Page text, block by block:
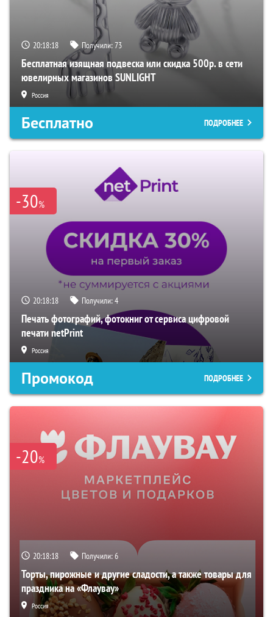
20:18:17 Получили:73
Бесплатная изящная подвеска или скидка 500р. в сети
ювелирных магазинов SUNLIGHT
Россия
Бесплатно ПОДРОБНЕЕ
-30%
20:18:17 Получили:4
Печать фотографий, фотокниг от сервиса цифровой
печати netPrint
Россия
Промокод ПОДРОБНЕЕ
-20%
20:18:17 Получили:6
Торты, пирожные и другие сладости, а также товары для
праздника на «Флаувау»
Россия